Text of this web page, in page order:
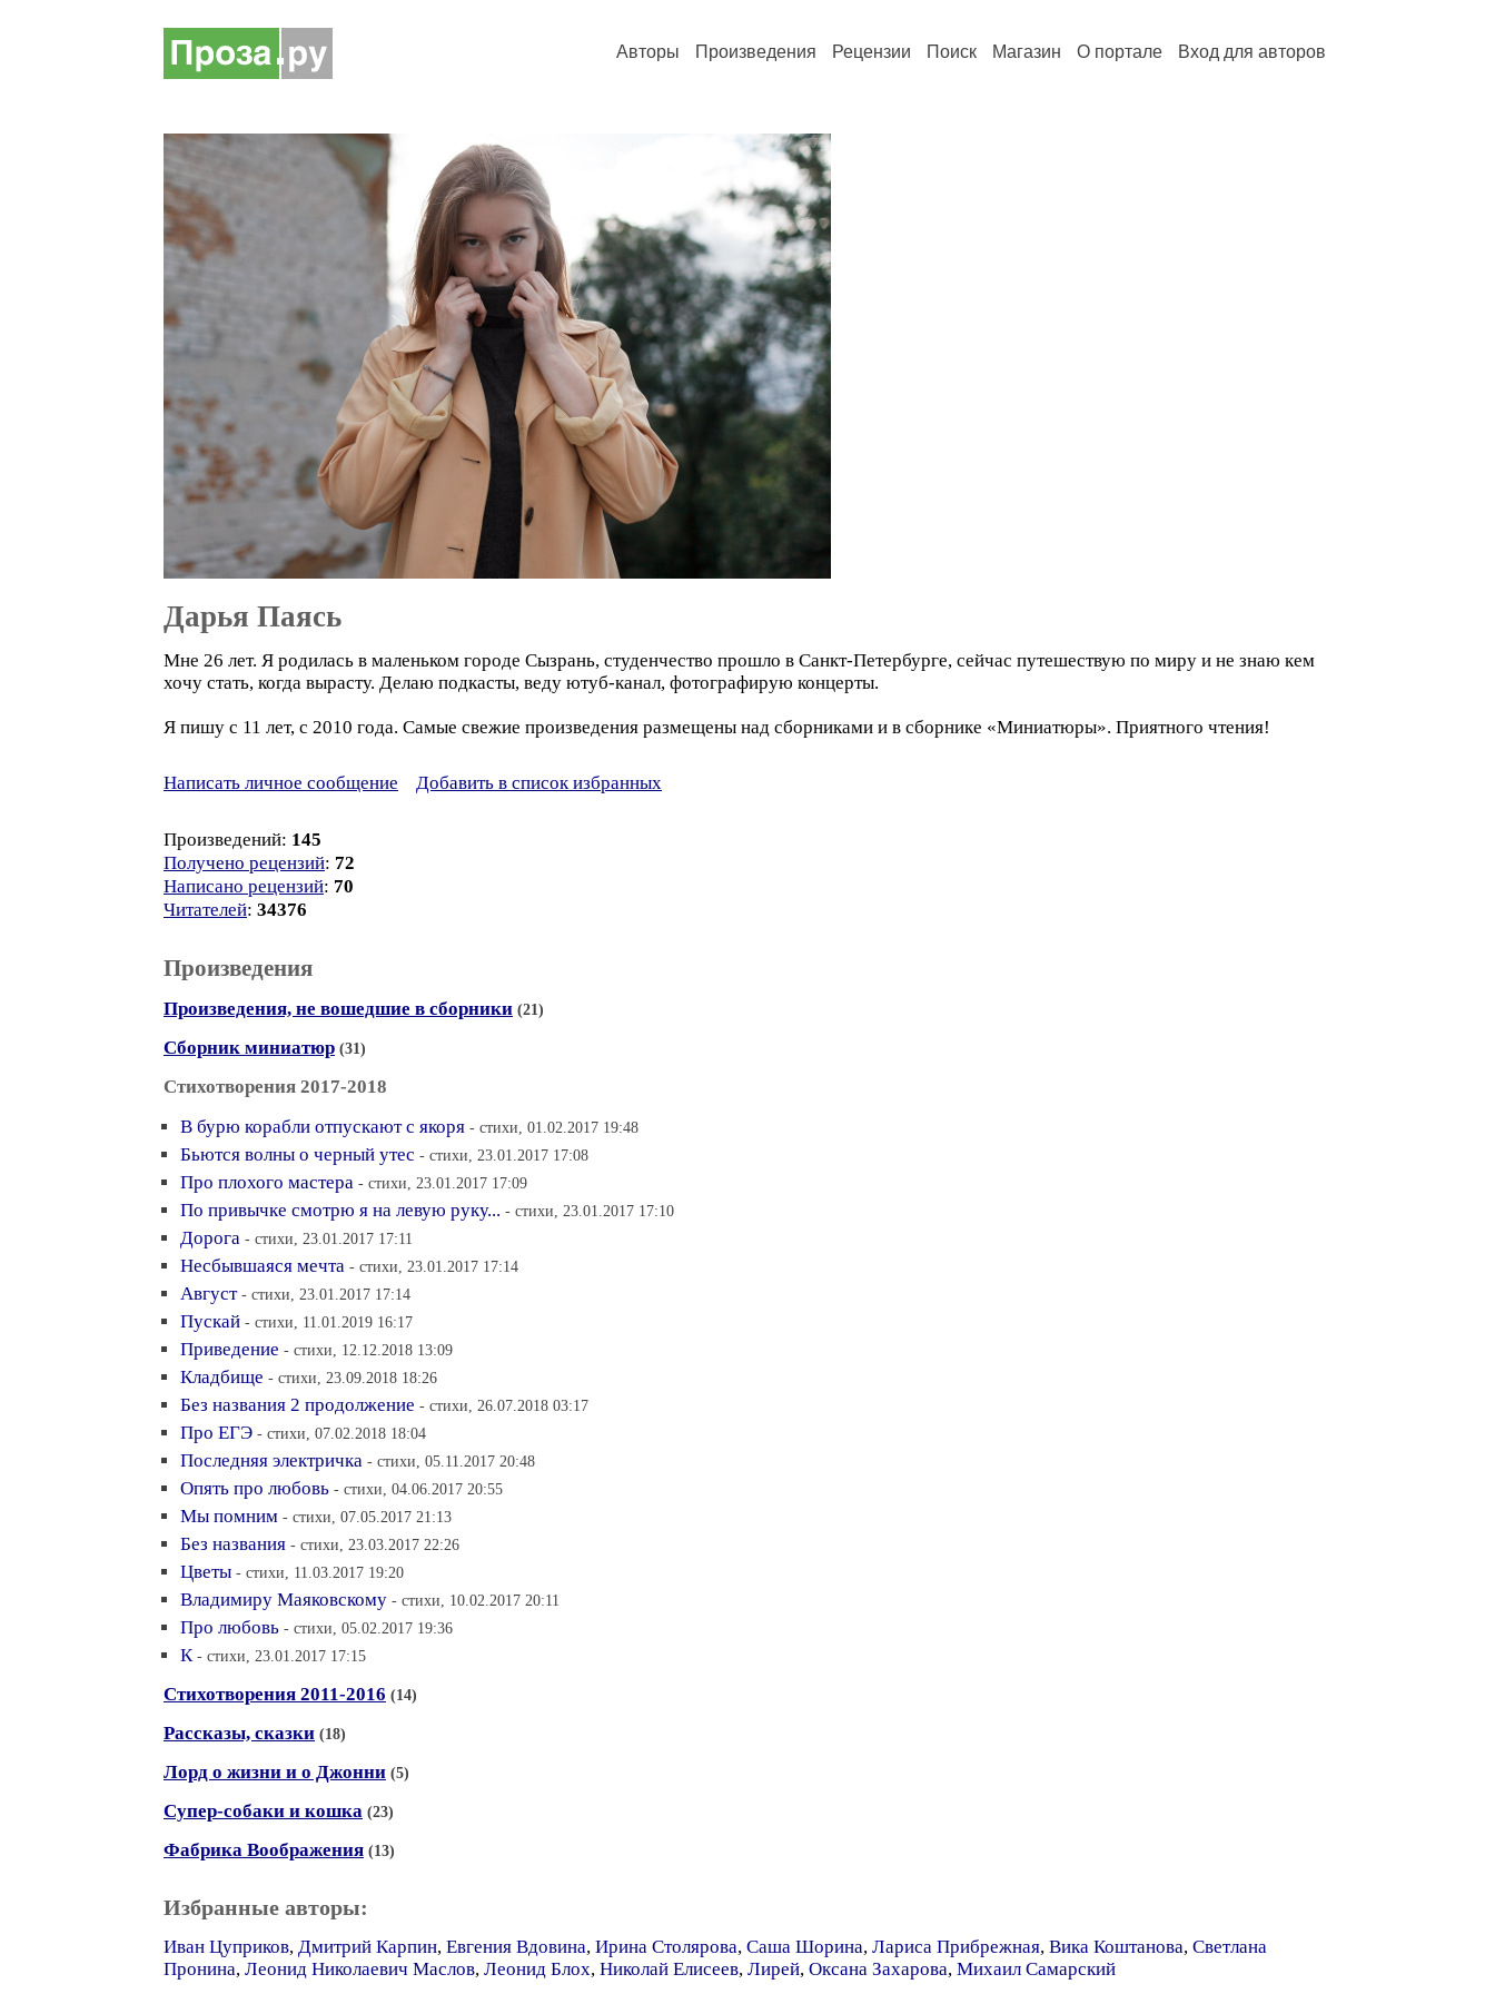
Авторы Произведения Рецензии Поиск Магазин О портале Вход для авторов
Дарья Паясь
Мне 26 лет. Я родилась в маленьком городе Сызрань, студенчество прошло в Санкт-Петербурге, сейчас путешествую по миру и не знаю кем
хочу стать, когда вырасту. Делаю подкасты, веду ютуб-канал, фотографирую концерты.
Я пишу с 11 лет, с 2010 года. Самые свежие произведения размещены над сборниками и в сборнике «Миниатюры». Приятного чтения!
Написать личное сообщение Добавить в список избранных
Произведений: 145
Получено рецензий: 72
Написано рецензий: 70
Читателей: 34376
Произведения
Произведения, не вошедшие в сборники (21)
Сборник миниатюр (31)
Стихотворения 2017-2018
В бурю корабли отпускают с якоря - стихи, 01.02.2017 19:48
Бьются волны о черный утес - стихи, 23.01.2017 17:08
Про плохого мастера - стихи, 23.01.2017 17:09
По привычке смотрю я на левую руку... - стихи, 23.01.2017 17:10
Дорога - стихи, 23.01.2017 17:11
Несбывшаяся мечта - стихи, 23.01.2017 17:14
Август - стихи, 23.01.2017 17:14
Пускай - стихи, 11.01.2019 16:17
Приведение - стихи, 12.12.2018 13:09
Кладбище - стихи, 23.09.2018 18:26
Без названия 2 продолжение - стихи, 26.07.2018 03:17
Про ЕГЭ - стихи, 07.02.2018 18:04
Последняя электричка - стихи, 05.11.2017 20:48
Опять про любовь - стихи, 04.06.2017 20:55
Мы помним - стихи, 07.05.2017 21:13
Без названия - стихи, 23.03.2017 22:26
Цветы - стихи, 11.03.2017 19:20
Владимиру Маяковскому - стихи, 10.02.2017 20:11
Про любовь - стихи, 05.02.2017 19:36
К - стихи, 23.01.2017 17:15
Стихотворения 2011-2016 (14)
Рассказы, сказки (18)
Лорд о жизни и о Джонни (5)
Супер-собаки и кошка (23)
Фабрика Воображения (13)
Избранные авторы:
Иван Цуприков, Дмитрий Карпин, Евгения Вдовина, Ирина Столярова, Саша Шорина, Лариса Прибрежная, Вика Коштанова, Светлана
Пронина, Леонид Николаевич Маслов, Леонид Блох, Николай Елисеев, Лирей, Оксана Захарова, Михаил Самарский